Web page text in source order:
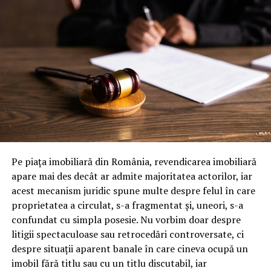
putere de inmuiere echivalenta cu o perie moale. Fara
aceste calitati, masina iesita din program va avea urme
sau depuneri. Testul decisiv este sa aplici spuma pe o
suprafata cu noroi uscat si sa vezi cat de usor se clateste
dupa 3 minute. Daca ramane jumatate din murdarie,
spuma nu este potrivita pentru touchless.
Cum protejezi suprafetele
delicate
Suprafetele delicate includ lentilele camerelor, senzorii,
plasticul negru lucios si zonele cu vopsea mata. Spuma
buna are pH neutru sau usor alcalin si nu ataca aceste
suprafete. Jetul de clatire trebuie sa fie la presiune
medie, nu maxima, pentru a nu forta apa sub capace.
Foloseste duze evazate la clatire, care distribuie apa
uniform, fara presiune directionata. Aceste setari sunt
usor de implementat si reduc semnificativ riscul de
Pe piața imobiliară din România, revendicarea imobiliară
apare mai des decât ar admite majoritatea actorilor, iar
acest mecanism juridic spune multe despre felul în care
proprietatea a circulat, s-a fragmentat și, uneori, s-a
confundat cu simpla posesie. Nu vorbim doar despre
litigii spectaculoase sau retrocedări controversate, ci
despre situații aparent banale în care cineva ocupă un
imobil fără titlu sau cu un titlu discutabil, iar